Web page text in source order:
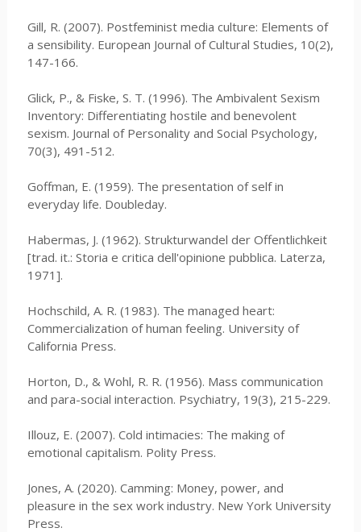
Gill, R. (2007). Postfeminist media culture: Elements of
a sensibility. European Journal of Cultural Studies, 10(2),
147-166.
Glick, P., & Fiske, S. T. (1996). The Ambivalent Sexism
Inventory: Differentiating hostile and benevolent
sexism. Journal of Personality and Social Psychology,
70(3), 491-512.
Goffman, E. (1959). The presentation of self in
everyday life. Doubleday.
Habermas, J. (1962). Strukturwandel der Offentlichkeit
[trad. it.: Storia e critica dell'opinione pubblica. Laterza,
1971].
Hochschild, A. R. (1983). The managed heart:
Commercialization of human feeling. University of
California Press.
Horton, D., & Wohl, R. R. (1956). Mass communication
and para-social interaction. Psychiatry, 19(3), 215-229.
Illouz, E. (2007). Cold intimacies: The making of
emotional capitalism. Polity Press.
Jones, A. (2020). Camming: Money, power, and
pleasure in the sex work industry. New York University
Press.